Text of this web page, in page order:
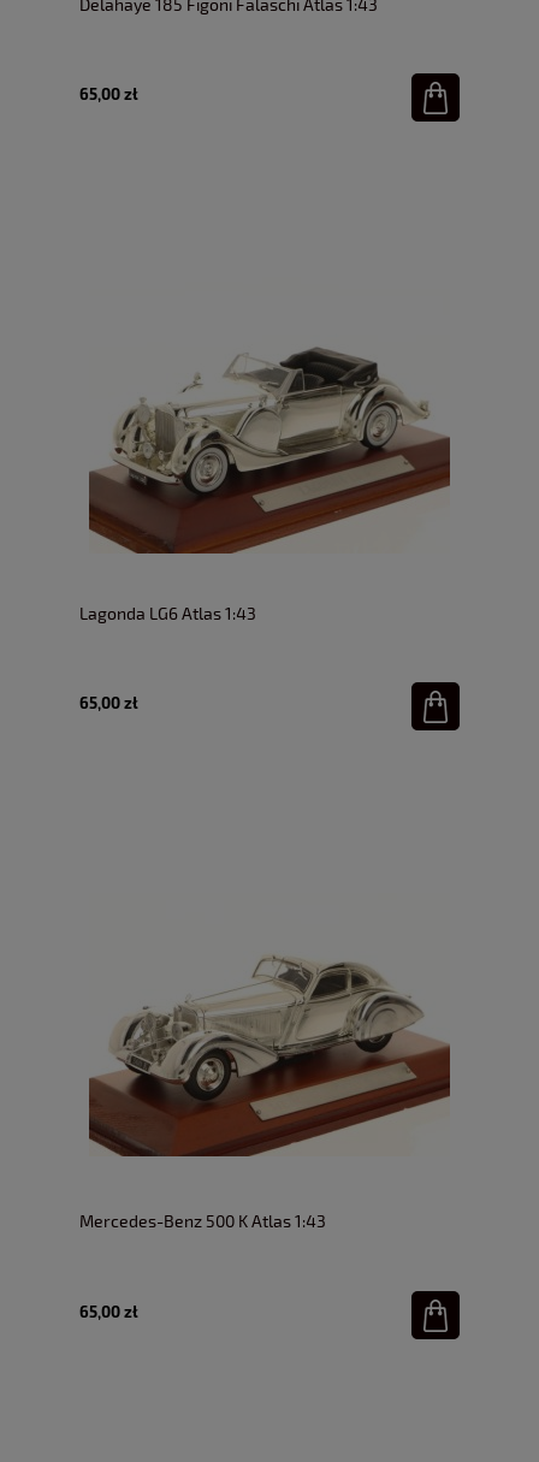
Delahaye 185 Figoni Falaschi Atlas 1:43
65,00 zł
Lagonda LG6 Atlas 1:43
65,00 zł
Mercedes-Benz 500 K Atlas 1:43
65,00 zł